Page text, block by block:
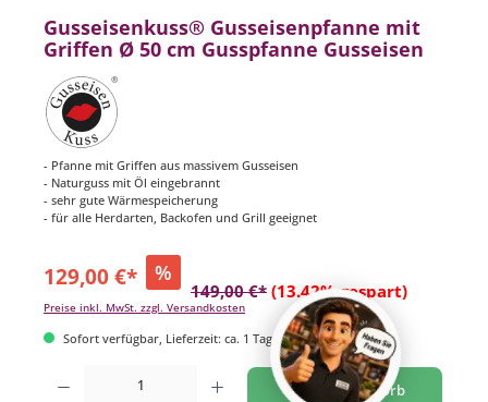
Gusseisenkuss® Gusseisenpfanne mit
Griffen Ø 50 cm Gusspfanne Gusseisen
- Pfanne mit Griffen aus massivem Gusseisen
- Naturguss mit Öl eingebrannt
- sehr gute Wärmespeicherung
- für alle Herdarten, Backofen und Grill geeignet
129,00 €* %
149,00 €* (13.42% gespart)
Preise inkl. MwSt. zzgl. Versandkosten
Sofort verfügbar, Lieferzeit: ca. 1 Tag
Produkt Anzahl: Gib den gewünschten Wert ein oder benutze die Schaltflächen um
In den Warenkorb